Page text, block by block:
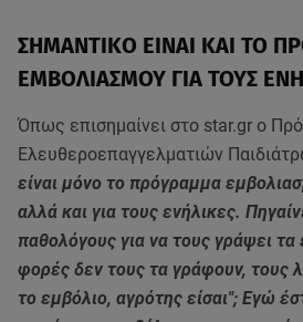
ΣΗΜΑΝΤΙΚΟ ΕΙΝΑΙ ΚΑΙ ΤΟ
ΕΜΒΟΛΙΑΣΜΟΥ ΓΙΑ ΤΟΥΣ
Όπως επισημαίνει στο star.gr o
Ελευθεροεπαγγελματιών
είναι μόνο το πρόγραμμα
αλλά και για τους ενήλικες.
παθολόγους για να τους γράψει τα
φορές δεν τους τα γράφουν, τους
το εμβόλιο, αγρότης είσαι"; Εγώ